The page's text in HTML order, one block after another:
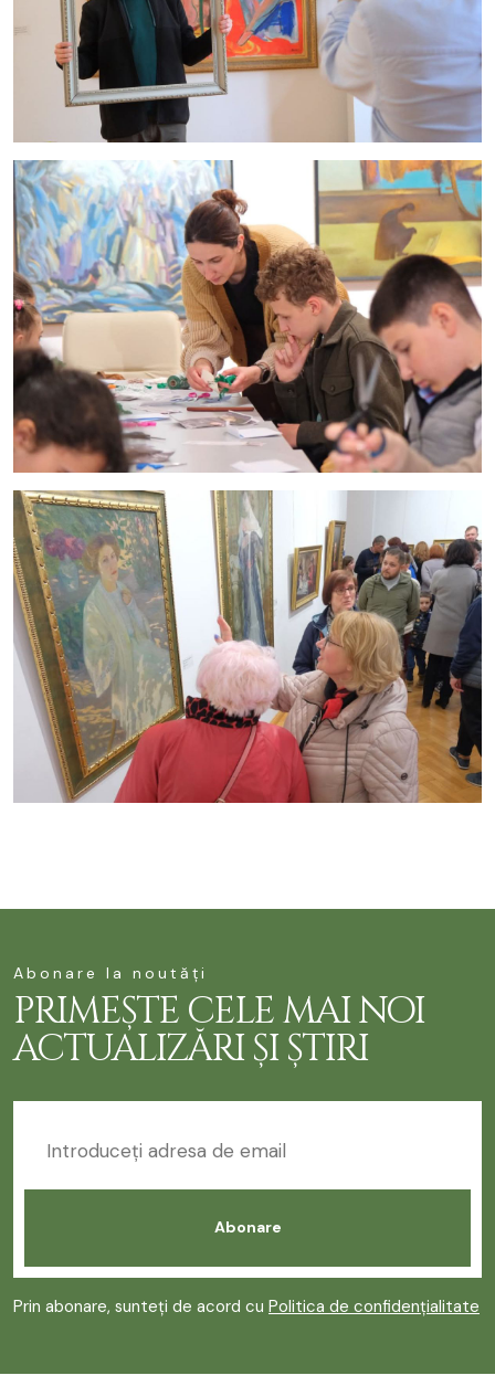
Abonare la noutăți
PRIMEȘTE CELE MAI NOI
ACTUALIZĂRI ȘI ȘTIRI
Prin abonare, sunteți de acord cu Politica de confidențialitate